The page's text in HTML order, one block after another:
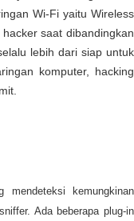
Wi-Fi yaitu Wireless
saat dibandingkan
lebih dari siap untuk
komputer, hacking
mendeteksi kemungkinan
Ada beberapa plug-in